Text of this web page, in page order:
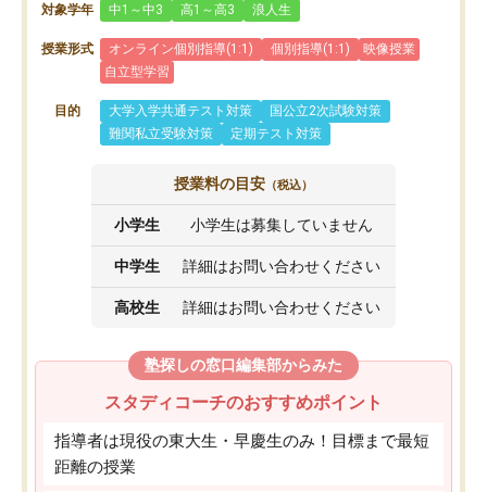
対象学年 中1～中3 高1～高3 浪人生
授業形式 オンライン個別指導(1:1) 個別指導(1:1)
映像授業
自立型学習
目的 大学入学共通テスト対策
国公立2次試験対策
難関私立受験対策
定期テスト対策
授業料の目安 （税込）
小学生 小学生は募集していません
中学生 詳細はお問い合わせください
高校生 詳細はお問い合わせください
塾探しの窓口編集部からみた
スタディコーチのおすすめポイント
指導者は現役の東大生・早慶生のみ！目標まで最短
距離の授業